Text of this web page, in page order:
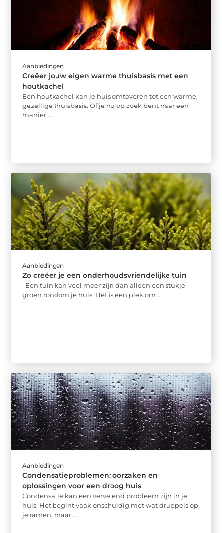
Aanbiedingen
Creëer jouw eigen warme thuisbasis met een
houtkachel
Een houtkachel kan je huis omtoveren tot een warme,
gezellige thuisbasis. Of je nu op zoek bent naar een
manier ...
Aanbiedingen
Zo creëer je een onderhoudsvriendelijke tuin
Een tuin kan veel meer zijn dan alleen een stukje
groen rondom je huis. Het is een plek om ...
Aanbiedingen
Condensatieproblemen: oorzaken en
oplossingen voor een droog huis
Condensatie kan een vervelend probleem zijn in je
huis. Het begint vaak onschuldig met wat druppels op
je ramen, maar ...